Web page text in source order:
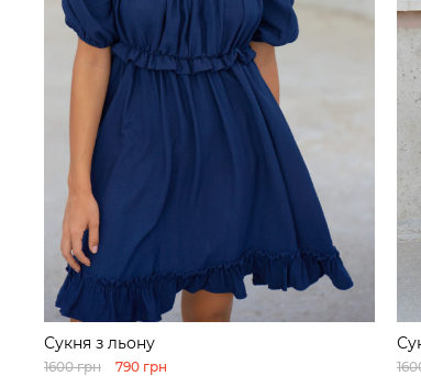
Сукня з льону
1600 грн 790 грн